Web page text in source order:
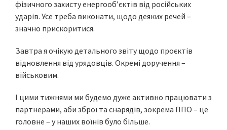
фізичного захисту енергообʼєктів від російських
ударів. Усе треба виконати, щодо деяких речей –
значно прискоритися.
Завтра я очікую детального звіту щодо проєктів
відновлення від урядовців. Окремі доручення –
військовим.
І цими тижнями ми будемо дуже активно працювати з
партнерами, аби зброї та снарядів, зокрема ППО – це
головне – у наших воїнів було більше.